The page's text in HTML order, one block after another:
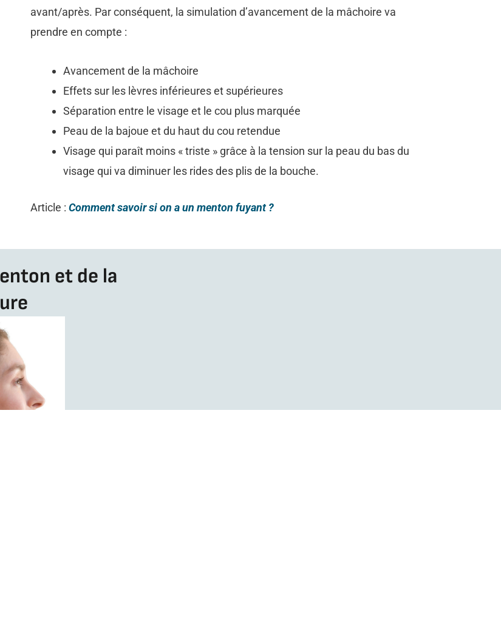
avant/après. Par conséquent, la simulation d’avancement de la mâchoire va
prendre en compte :
Avancement de la mâchoire
Effets sur les lèvres inférieures et supérieures
Séparation entre le visage et le cou plus marquée
Peau de la bajoue et du haut du cou retendue
Visage qui paraît moins « triste » grâce à la tension sur la peau du bas du
visage qui va diminuer les rides des plis de la bouche.
Article : Comment savoir si on a un menton fuyant ?
et de la